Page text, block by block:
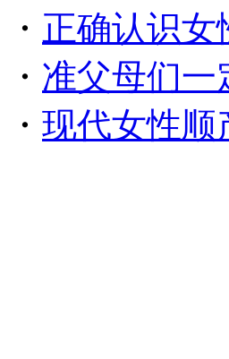
・ 正确认识女
・ 准父母们一
・ 现代女性顺